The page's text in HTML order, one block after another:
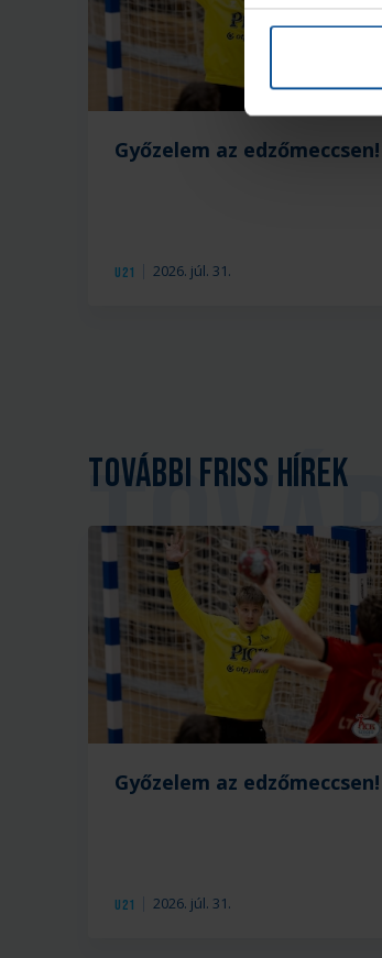
U21 2026. júl. 31.
Győzelem az edzőmeccsen!
További friss hírek
U21 2026. júl. 31.
Győzelem az edzőmeccsen!